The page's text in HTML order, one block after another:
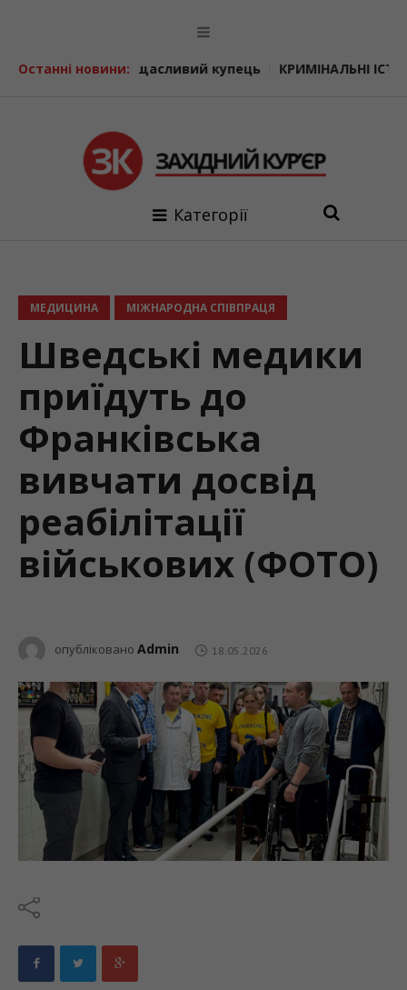
Останні новини:
купець КРИМІНАЛЬНІ ІСТОРІЇ. Співачка-
Категорії
МЕДИЦИНА МІЖНАРОДНА СПІВПРАЦЯ
Шведські медики
приїдуть до
Франківська
вивчати досвід
реабілітації
військових (ФОТО)
опубліковано Admin 18.05.2026